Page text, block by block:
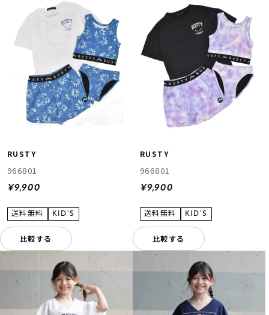
特集一覧
RIDE LIFE MAGAZINE一
覧
スタッフスナップ
中古/アウトレット サー
中古/アウトレット スノ
会員ランク
店頭受取サービス
ギフトラッピング
アフターサポート
下取り保証について
よくある質問
店舗一覧
お問い合わせ
ニュース
ムラサキスポーツ 公式アプリ
ポイント・クーポンもこのアプリで！
RUSTY
966801
¥9,900
比較する
RUSTY
966801
¥9,900
比較する